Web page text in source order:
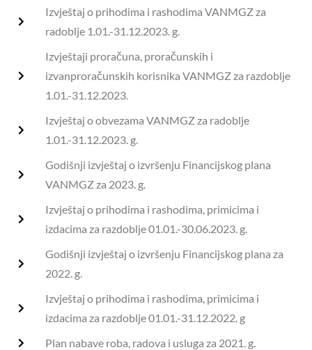
Izvještaj o prihodima i rashodima VANMGZ za
radoblje 1.01.-31.12.2023. g.
Izvještaji proračuna, proračunskih i
izvanproračunskih korisnika VANMGZ za razdoblje
1.01.-31.12.2023.
Izvještaj o obvezama VANMGZ za radoblje
1.01.-31.12.2023. g.
Godišnji izvještaj o izvršenju Financijskog plana
VANMGZ za 2023. g.
Izvještaj o prihodima i rashodima, primicima i
izdacima za razdoblje 01.01.-30.06.2023. g.
Godišnji izvještaj o izvršenju Financijskog plana za
2022. g.
Izvještaj o prihodima i rashodima, primicima i
izdacima za razdoblje 01.01.-31.12.2022. g
Plan nabave roba, radova i usluga za 2021. g.